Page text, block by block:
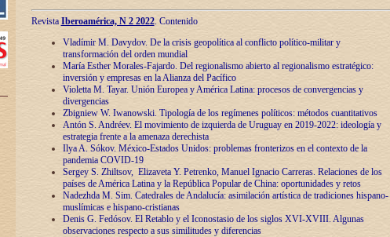
Revista Iberoamérica, N 2 2022. Contenido
Vladímir M. Davydov. De la crisis geopolítica al conflicto político-militar y
transformación del orden mundial
María Esther Morales-Fajardo. Del regionalismo abierto al regionalismo estratégico:
inversión y empresas en la Alianza del Pacífico
Violetta M. Tayar. Unión Europea y América Latina: procesos de convergencias y
divergencias
Zbigniew W. Iwanowski. Tipología de los regímenes políticos: métodos cuantitativos
Antón S. Andréev. El movimiento de izquierda de Uruguay en 2019-2022: ideología y
estrategia frente a la amenaza derechista
Ilya A. Sókov. México-Estados Unidos: problemas fronterizos en el contexto de la
pandemia COVID-19
Sergey S. Zhiltsov, Elizaveta Y. Petrenko, Manuel Ignacio Carreras. Relaciones de los
países de América Latina y la República Popular de China: oportunidades y retos
Nadezhda M. Sim. Catedrales de Andalucía: asimilación artística de tradiciones hispano-
muslímicas e hispano-cristianas
Denis G. Fedósov. El Retablo y el Iconostasio de los siglos XVI-XVIII. Algunas
observaciones respecto a sus similitudes y diferencias